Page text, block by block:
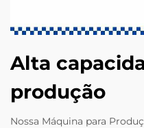
Alta
produção
Nossa Máquina para